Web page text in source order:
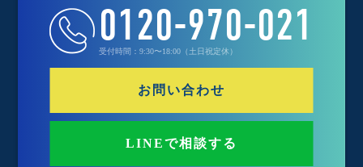
0120-970-021
受付時間：9:30〜18:00（土日祝定休）
お問い合わせ
LINEで相談する